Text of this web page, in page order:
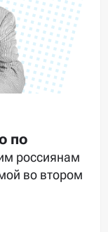
по
россиянам
во втором